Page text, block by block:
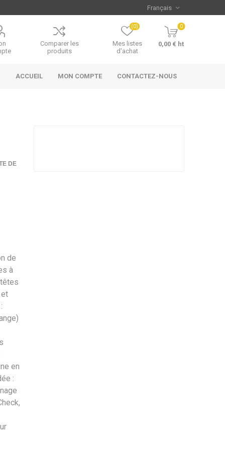
Comparer les
produits
Mes listes
d'achat
(0) 0
0,00 € ht
ACCUEIL MON COMPTE CONTACTEZ-NOUS
DE
de
à
en
: